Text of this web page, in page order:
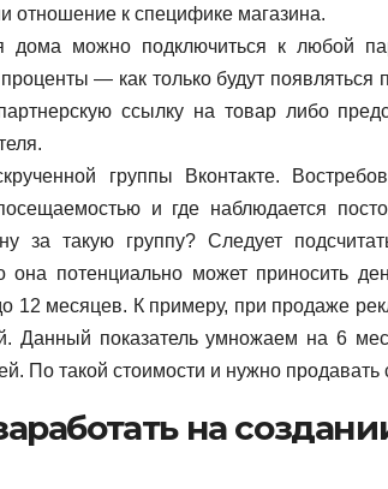
к специфике магазина.
дома можно подключиться к любой
— как только будут
ссылку на товар либо
группы Вконтакте.
и где наблюдается
за такую группу? Следует
она потенциально может приносить
12 месяцев. К примеру, при продаже
Данный показатель умножаем на 6
По такой стоимости и нужно
на